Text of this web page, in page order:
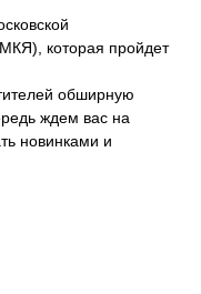
которая пройдет
обширную
ждем вас на
новинками и